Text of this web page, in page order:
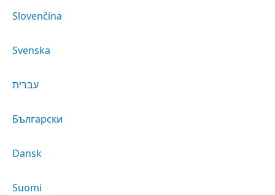
Slovenčina
Svenska
עברית
Български
Dansk
Suomi